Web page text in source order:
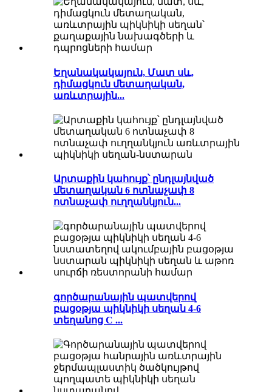
Եղանակակայուն, Մատ սև,
դիմացկուն մետաղական,
առևտրային...
Արտաքին կահույք՝ ընդլայնված
մետաղական 6 ոտնաչափ 8
ոտնաչափ ուղղանկյուն...
գործարանային պատվերով
բացօթյա պիկնիկի սեղան 4-6
տեղանոց C ...